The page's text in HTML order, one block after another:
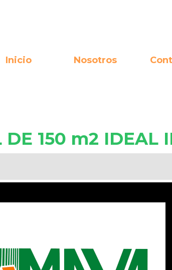
Inicio Nosotros
DE 150 m2 IDEAL